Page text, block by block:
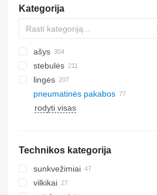
Kategorija
ašys
stebulės
lingės
pneumatinės pakabos
rodyti visas
Technikos kategorija
sunkvežimiai
vilkikai